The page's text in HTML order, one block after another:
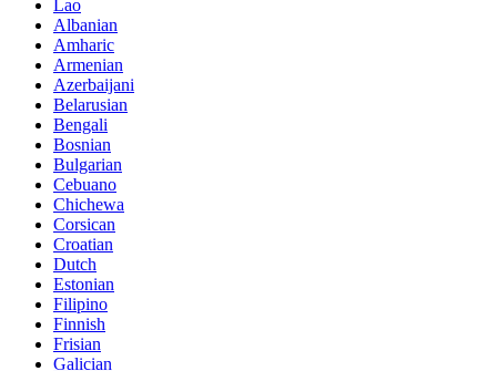
Lao
Albanian
Amharic
Armenian
Azerbaijani
Belarusian
Bengali
Bosnian
Bulgarian
Cebuano
Chichewa
Corsican
Croatian
Dutch
Estonian
Filipino
Finnish
Frisian
Galician